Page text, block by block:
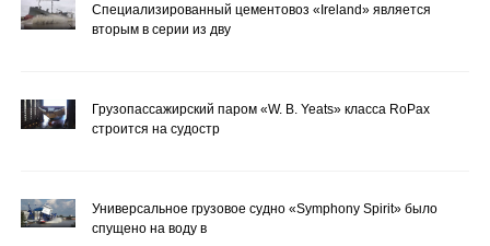
Специализированный цементовоз «Ireland» является
вторым в серии из дву
Грузопассажирский паром «W. B. Yeats» класса RoPax
строится на судостр
Универсальное грузовое судно «Symphony Spirit» было
спущено на воду в